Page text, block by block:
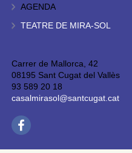
AGENDA
TEATRE DE MIRA-SOL
Carrer de Mallorca, 42
08195 Sant Cugat del Vallès
93 589 20 18
casalmirasol@santcugat.cat